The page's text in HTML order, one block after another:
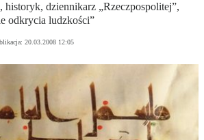
historyk, dziennikarz „Rzeczpospolitej”,
odkrycia ludzkości”
20.03.2008 12:05